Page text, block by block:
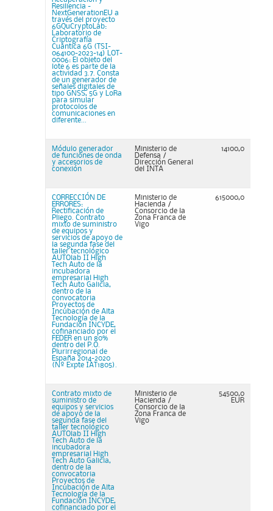
Resiliencia -
NextGenerationEU a
través del proyecto
6GQuCryptoLab:
Laboratorio de
Criptografía
Cuántica 6G (TSI-
064100-2023-14) LOT-
0006: El objeto del
lote 6 es parte de la
actividad 3.7. Consta
de un generador de
señales digitales de
tipo GNSS, 5G y LoRa
para simular
protocolos de
comunicaciones en
diferente...
Módulo generador
de funciones de onda
y accesorios de
conexión
Ministerio de
Defensa /
Dirección General
del INTA
14100,0
CORRECCIÓN DE
ERRORES:
Rectificación de
Pliego. Contrato
mixto de suministro
de equipos y
servicios de apoyo de
la segunda fase del
taller tecnológico
AUTOlab II High
Tech Auto de la
incubadora
empresarial High
Tech Auto Galicia,
dentro de la
convocatoria
Proyectos de
Incubación de Alta
Tecnología de la
Fundación INCYDE,
cofinanciado por el
FEDER en un 80%
dentro del P.O.
Plurirregional de
España 2014-2020
(Nº Expte IAT1805).
Ministerio de
Hacienda /
Consorcio de la
Zona Franca de
Vigo
615000,0
Contrato mixto de
suministro de
equipos y servicios
de apoyo de la
segunda fase del
taller tecnológico
AUTOlab II High
Tech Auto de la
incubadora
empresarial High
Tech Auto Galicia,
dentro de la
convocatoria
Proyectos de
Incubación de Alta
Tecnología de la
Fundación INCYDE,
cofinanciado por el
Ministerio de
Hacienda /
Consorcio de la
Zona Franca de
Vigo
54500,0
EUR